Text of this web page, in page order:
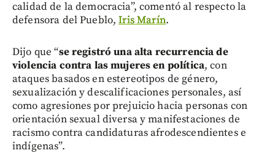
calidad de la democracia”, comentó al respecto la
defensora del Pueblo,Iris Marín.
Dijo que “se registró una alta recurrencia de
violencia contra las mujeres en política, con
ataques basados en estereotipos de género,
sexualización y descalificaciones personales, así
como agresiones por prejuicio hacia personas con
orientación sexual diversa y manifestaciones de
racismo contra candidaturas afrodescendientes e
indígenas”.